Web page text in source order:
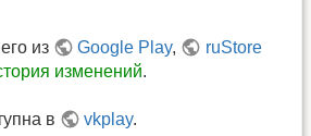
из Google Play,
ruStore
изменений.
в vkplay.